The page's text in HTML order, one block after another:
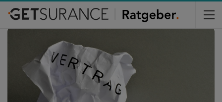
Home Versicherungen Einkommen absichern